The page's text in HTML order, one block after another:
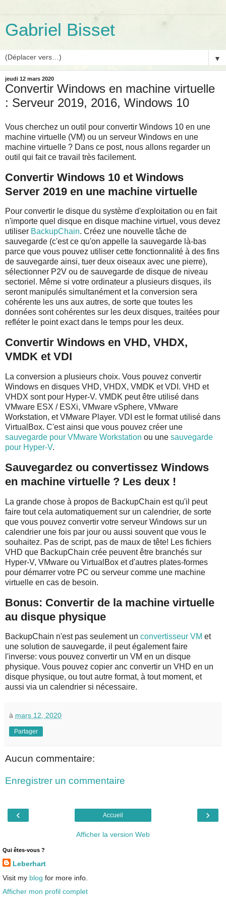
Gabriel Bisset
▼
jeudi 12 mars 2020
Convertir Windows en machine virtuelle
: Serveur 2019, 2016, Windows 10
Vous cherchez un outil pour convertir Windows 10 en une
machine virtuelle (VM) ou un serveur Windows en une
machine virtuelle ? Dans ce post, nous allons regarder un
outil qui fait ce travail très facilement.
Convertir Windows 10 et Windows
Server 2019 en une machine virtuelle
Pour convertir le disque du système d'exploitation ou en fait
n'importe quel disque en disque machine virtuel, vous devez
utiliser BackupChain. Créez une nouvelle tâche de
sauvegarde (c'est ce qu'on appelle la sauvegarde là-bas
parce que vous pouvez utiliser cette fonctionnalité à des fins
de sauvegarde ainsi, tuer deux oiseaux avec une pierre),
sélectionner P2V ou de sauvegarde de disque de niveau
sectoriel. Même si votre ordinateur a plusieurs disques, ils
seront manipulés simultanément et la conversion sera
cohérente les uns aux autres, de sorte que toutes les
données sont cohérentes sur les deux disques, traitées pour
refléter le point exact dans le temps pour les deux.
Convertir Windows en VHD, VHDX,
VMDK et VDI
La conversion a plusieurs choix. Vous pouvez convertir
Windows en disques VHD, VHDX, VMDK et VDI. VHD et
VHDX sont pour Hyper-V. VMDK peut être utilisé dans
VMware ESX / ESXi, VMware vSphere, VMware
Workstation, et VMware Player. VDI est le format utilisé dans
VirtualBox. C'est ainsi que vous pouvez créer une
sauvegarde pour VMware Workstation ou une sauvegarde
pour Hyper-V.
Sauvegardez ou convertissez Windows
en machine virtuelle ? Les deux !
La grande chose à propos de BackupChain est qu'il peut
faire tout cela automatiquement sur un calendrier, de sorte
que vous pouvez convertir votre serveur Windows sur un
calendrier une fois par jour ou aussi souvent que vous le
souhaitez. Pas de script, pas de maux de tête! Les fichiers
VHD que BackupChain crée peuvent être branchés sur
Hyper-V, VMware ou VirtualBox et d'autres plates-formes
pour démarrer votre PC ou serveur comme une machine
virtuelle en cas de besoin.
Bonus: Convertir de la machine virtuelle
au disque physique
BackupChain n'est pas seulement un convertisseur VM et
une solution de sauvegarde, il peut également faire
l'inverse: vous pouvez convertir un VM en un disque
physique. Vous pouvez copier anc convertir un VHD en un
disque physique, ou tout autre format, à tout moment, et
aussi via un calendrier si nécessaire.
à mars 12, 2020
Partager
Aucun commentaire:
Enregistrer un commentaire
‹ ›
Accueil
Afficher la version Web
Qui êtes-vous ?
Leberhart
Visit my blog for more info.
Afficher mon profil complet